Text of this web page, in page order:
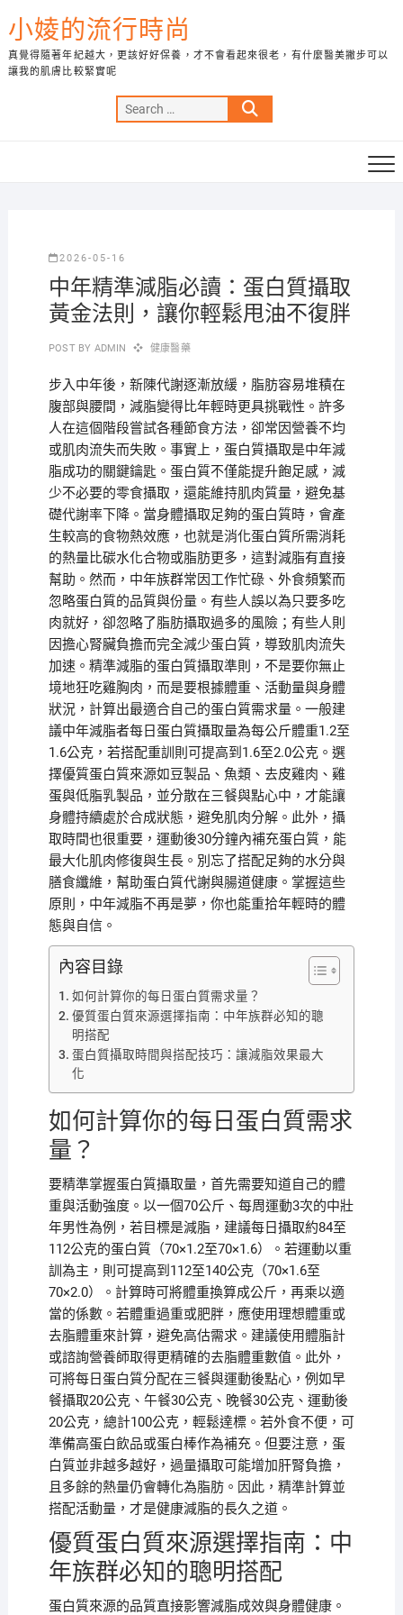
to
content
小婈的流行時尚
真覺得隨著年紀越大，更該好好保養，才不會看起來很老，有什麼醫美撇步可以
讓我的肌膚比較緊實呢
Search
…
2026-05-16
中年精準減脂必讀：蛋白質攝取
黃金法則，讓你輕鬆甩油不復胖
POST BY ADMIN 健康醫藥
步入中年後，新陳代謝逐漸放緩，脂肪容易堆積在
腹部與腰間，減脂變得比年輕時更具挑戰性。許多
人在這個階段嘗試各種節食方法，卻常因營養不均
或肌肉流失而失敗。事實上，蛋白質攝取是中年減
脂成功的關鍵鑰匙。蛋白質不僅能提升飽足感，減
少不必要的零食攝取，還能維持肌肉質量，避免基
礎代謝率下降。當身體攝取足夠的蛋白質時，會產
生較高的食物熱效應，也就是消化蛋白質所需消耗
的熱量比碳水化合物或脂肪更多，這對減脂有直接
幫助。然而，中年族群常因工作忙碌、外食頻繁而
忽略蛋白質的品質與份量。有些人誤以為只要多吃
肉就好，卻忽略了脂肪攝取過多的風險；有些人則
因擔心腎臟負擔而完全減少蛋白質，導致肌肉流失
加速。精準減脂的蛋白質攝取準則，不是要你無止
境地狂吃雞胸肉，而是要根據體重、活動量與身體
狀況，計算出最適合自己的蛋白質需求量。一般建
議中年減脂者每日蛋白質攝取量為每公斤體重1.2至
1.6公克，若搭配重訓則可提高到1.6至2.0公克。選
擇優質蛋白質來源如豆製品、魚類、去皮雞肉、雞
蛋與低脂乳製品，並分散在三餐與點心中，才能讓
身體持續處於合成狀態，避免肌肉分解。此外，攝
取時間也很重要，運動後30分鐘內補充蛋白質，能
最大化肌肉修復與生長。別忘了搭配足夠的水分與
膳食纖維，幫助蛋白質代謝與腸道健康。掌握這些
原則，中年減脂不再是夢，你也能重拾年輕時的體
態與自信。
內容目錄
如何計算你的每日蛋白質需求量？
優質蛋白質來源選擇指南：中年族群必知的聰
明搭配
蛋白質攝取時間與搭配技巧：讓減脂效果最大
化
如何計算你的每日蛋白質需求
量？
要精準掌握蛋白質攝取量，首先需要知道自己的體
重與活動強度。以一個70公斤、每周運動3次的中壯
年男性為例，若目標是減脂，建議每日攝取約84至
112公克的蛋白質（70×1.2至70×1.6）。若運動以重
訓為主，則可提高到112至140公克（70×1.6至
70×2.0）。計算時可將體重換算成公斤，再乘以適
當的係數。若體重過重或肥胖，應使用理想體重或
去脂體重來計算，避免高估需求。建議使用體脂計
或諮詢營養師取得更精確的去脂體重數值。此外，
可將每日蛋白質分配在三餐與運動後點心，例如早
餐攝取20公克、午餐30公克、晚餐30公克、運動後
20公克，總計100公克，輕鬆達標。若外食不便，可
準備高蛋白飲品或蛋白棒作為補充。但要注意，蛋
白質並非越多越好，過量攝取可能增加肝腎負擔，
且多餘的熱量仍會轉化為脂肪。因此，精準計算並
搭配活動量，才是健康減脂的長久之道。
優質蛋白質來源選擇指南：中
年族群必知的聰明搭配
蛋白質來源的品質直接影響減脂成效與身體健康。